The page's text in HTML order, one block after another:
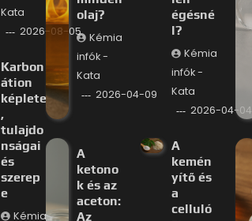
Kata
2026-08-05
Karbon
átion
képlete
,
tulajdo
nságai
és
szerep
e
Kémia
olaj?
Kémia
infók -
Kata
2026-04-09
égésné
l?
Kémia
infók -
Kata
2026-04-04
A
ketono
k és az
aceton:
Az
A
kemén
yítő és
a
celluló